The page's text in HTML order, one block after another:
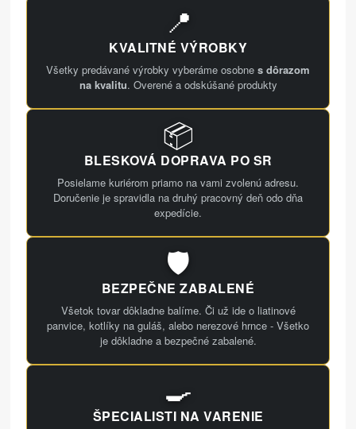
📍
KVALITNÉ VÝROBKY
Všetky predávané výrobky vyberáme osobne s dôrazom
na kvalitu. Overené a odskúšané produkty
📦
BLESKOVÁ DOPRAVA PO SR
Posielame kuriérom priamo na vami zvolenú adresu.
Doručenie je spravidla na druhý pracovný deň odo dňa
expedície.
🛡️
BEZPEČNE ZABALENÉ
Všetok tovar dôkladne balíme. Či už ide o liatinové
panvice, kotlíky na guláš, alebo nerezové hrnce - Všetko
je dôkladne a bezpečné zabalené.
🍳
ŠPECIALISTI NA VARENIE